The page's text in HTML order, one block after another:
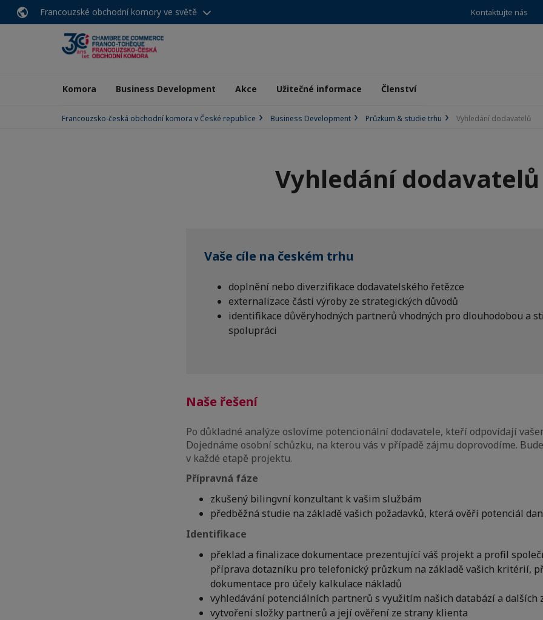
Francouzské obchodní komory ve světě Kontaktujte nás
Komora Business Development Akce Užitečné informace Členství
Francouzsko-česká obchodní komora v České republice Business Development Průzkum & studie trhu Vyhledání dodavatelů
Vyhledání dodavatelů
Vaše cíle na českém trhu
doplnění nebo diverzifikace dodavatelského řetězce
externalizace části výroby ze strategických důvodů
identifikace důvěryhodných partnerů vhodných pro dlouhodobou a
spolupráci
Naše řešení
Po důkladné analýze oslovíme potencionální dodavatele, kteří odpovídají
Dojednáme osobní schůzku, na kterou vás v případě zájmu doprovodíme.
v každé etapě projektu.
Přípravná fáze
zkušený bilingvní konzultant k vašim službám
předběžná studie na základě vašich požadavků, která ověří potenciál
Identifikace
překlad a finalizace dokumentace prezentující váš projekt a profil
příprava dotazníku pro telefonický průzkum na základě vašich kritérií,
dokumentace pro účely kalkulace nákladů
vyhledávání potenciálních partnerů s využitím našich databází a dalších
vytvoření složky partnerů a její ověření ze strany klienta